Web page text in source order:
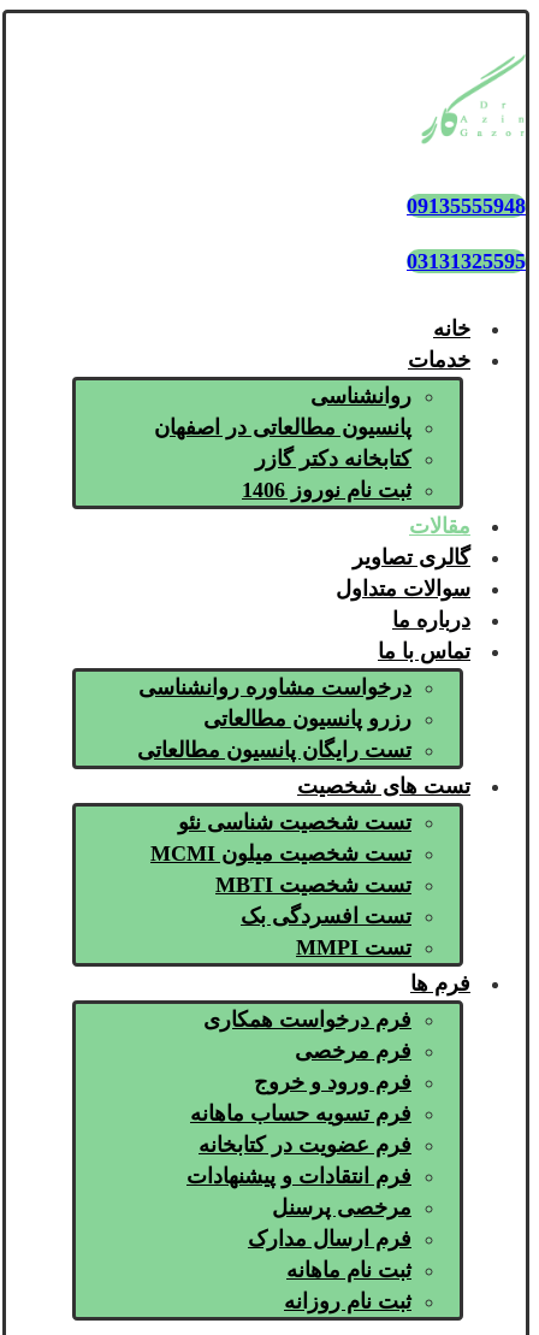
09135555948
03131325595
خانه
خدمات
روانشناسی
پانسیون مطالعاتی در اصفهان
کتابخانه دکتر گازر
ثبت نام نوروز 1406
مقالات
گالری تصاویر
سوالات متداول
درباره ما
تماس با ما
درخواست مشاوره روانشناسی
رزرو پانسیون مطالعاتی
تست رایگان پانسیون مطالعاتی
تست های شخصیت
تست شخصیت شناسی نئو
تست شخصیت میلون MCMI
تست شخصیت MBTI
تست افسردگی بک
تست MMPI
فرم ها
فرم درخواست همکاری
فرم مرخصی
فرم ورود و خروج
فرم تسویه حساب ماهانه
فرم عضویت در کتابخانه
فرم انتقادات و پیشنهادات
مرخصی پرسنل
فرم ارسال مدارک
ثبت نام ماهانه
ثبت نام روزانه